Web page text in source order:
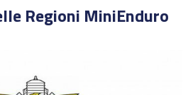
Regioni MiniEnduro